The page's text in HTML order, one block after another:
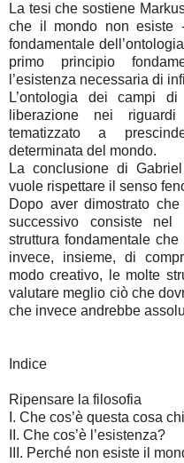
La tesi che sostiene
che il mondo non esiste
fondamentale
primo principio
l’esistenza necessaria di
L’ontologia dei campi
liberazione nei
tematizzato a
determinata del mondo.
La conclusione di
vuole rispettare il senso
Dopo aver dimostrato
successivo consiste
struttura fondamentale
invece, insieme, di
modo creativo, le molte
valutare meglio ciò che
che invece andrebbe
Indice
Ripensare la filosofia
I. Che cos’è questa cosa
II. Che cos’è l’esistenza?
III. Perché non esiste il